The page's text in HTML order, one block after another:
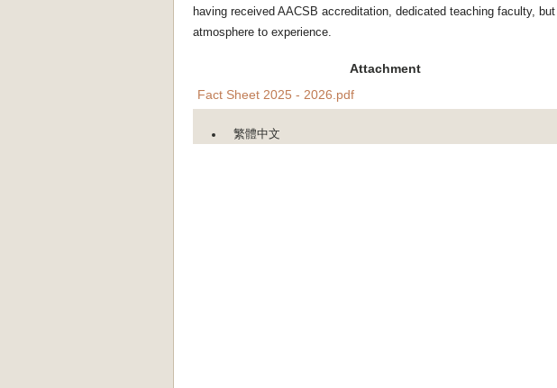
having received AACSB accreditation, dedicated teaching faculty,
atmosphere to experience.
Attachment
Fact Sheet 2025 - 2026.pdf
繁體中文